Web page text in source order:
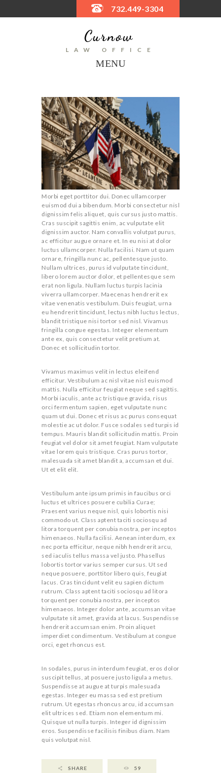
732.449-3304
LAW OFFICE
MENU
Morbi eget porttitor dui. Donec ullamcorper
euismod dui a bibendum. Morbi consectetur nisl
dignissim felis aliquet, quis cursus justo mattis.
Cras suscipit sagittis enim, ac vulputate elit
dignissim auctor. Nam convallis volutpat purus,
ac efficitur augue ornare et. In eu nisi at dolor
luctus ullamcorper. Nulla facilisi. Nam ut quam
ornare, fringilla nunc ac, pellentesque justo.
Nullam ultrices, purus id vulputate tincidunt,
libero lorem auctor dolor, et pellentesque sem
erat non ligula. Nullam luctus turpis lacinia
viverra ullamcorper. Maecenas hendrerit ex
vitae venenatis vestibulum. Duis feugiat, urna
eu hendrerit tincidunt, lectus nibh luctus lectus,
blandit tristique nisi tortor sed nisl. Vivamus
fringilla congue egestas. Integer elementum
ante ex, quis consectetur velit pretium at.
Donec et sollicitudin tortor.
Vivamus maximus velit in lectus eleifend
efficitur. Vestibulum ac nisl vitae nisl euismod
mattis. Nulla efficitur feugiat neque sed sagittis.
Morbi iaculis, ante ac tristique gravida, risus
orci fermentum sapien, eget vulputate nunc
quam ut dui. Donec et risus ac purus consequat
molestie ac ut dolor. Fusce sodales sed turpis id
tempus. Mauris blandit sollicitudin mattis. Proin
feugiat vel dolor sit amet feugiat. Nam vulputate
vitae lorem quis tristique. Cras purus tortor,
malesuada sit amet blandit a, accumsan et dui.
Ut et elit elit.
Vestibulum ante ipsum primis in faucibus orci
luctus et ultrices posuere cubilia Curae;
Praesent varius neque nisl, quis lobortis nisi
commodo ut. Class aptent taciti sociosqu ad
litora torquent per conubia nostra, per inceptos
himenaeos. Nulla facilisi. Aenean interdum, ex
nec porta efficitur, neque nibh hendrerit arcu,
sed iaculis tellus massa vel justo. Phasellus
lobortis tortor varius semper cursus. Ut sed
neque posuere, porttitor libero quis, feugiat
lacus. Cras tincidunt velit eu sapien dictum
rutrum. Class aptent taciti sociosqu ad litora
torquent per conubia nostra, per inceptos
himenaeos. Integer dolor ante, accumsan vitae
vulputate sit amet, gravida at lacus. Suspendisse
hendrerit accumsan enim. Proin aliquet
imperdiet condimentum. Vestibulum at congue
orci, eget rhoncus est.
In sodales, purus in interdum feugiat, eros dolor
suscipit tellus, at posuere justo ligula a metus.
Suspendisse at augue at turpis malesuada
egestas. Integer eu massa sed est pretium
rutrum. Ut egestas rhoncus arcu, id accumsan
elit ultrices sed. Etiam non elementum mi.
Quisque ut nulla turpis. Integer id dignissim
eros. Suspendisse facilisis finibus diam. Nam
quis volutpat nisl.
SHARE 59